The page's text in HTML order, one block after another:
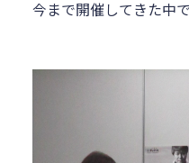
今まで開催してきた中